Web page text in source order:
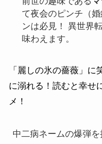
て夜会のピンチ（
ンは必見！ 異世界
味わえます。
「麗しの氷の薔薇」
に溺れる！読むと幸せ
メ！
中二病ネームの爆弾